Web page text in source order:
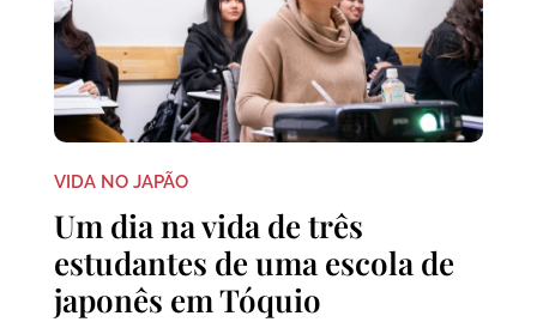
VIDA NO JAPÃO
Um dia na vida de três
estudantes de uma escola de
japonês em Tóquio